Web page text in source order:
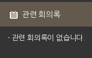
관련 회의록
- 관련 회의록이 없습니다.